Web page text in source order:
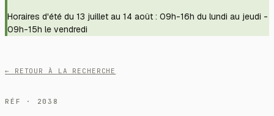
Horaires d'été du 13 juillet au 14 août : 09h-16h du lundi au jeudi -
09h-15h le vendredi
← RETOUR À LA RECHERCHE
RÉF · 2038